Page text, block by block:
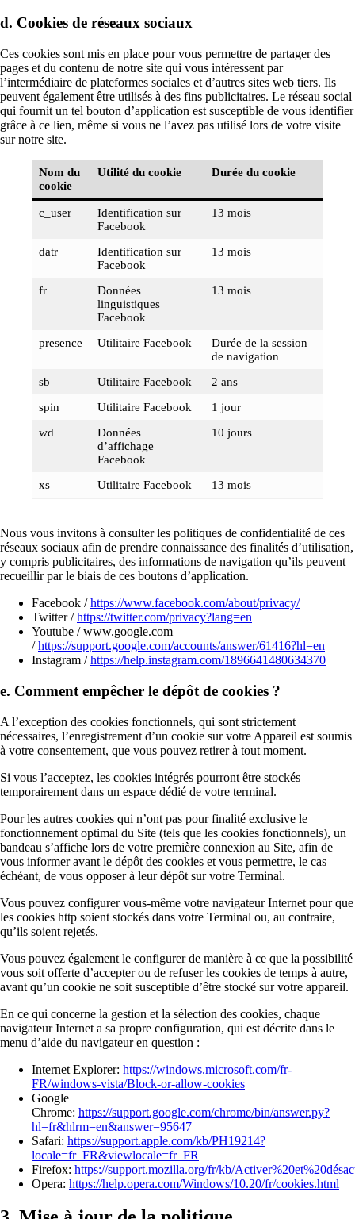
d. Cookies de réseaux sociaux
Ces cookies sont mis en place pour vous permettre de partager des
pages et du contenu de notre site qui vous intéressent par
l’intermédiaire de plateformes sociales et d’autres sites web tiers. Ils
peuvent également être utilisés à des fins publicitaires. Le réseau social
qui fournit un tel bouton d’application est susceptible de vous identifier
grâce à ce lien, même si vous ne l’avez pas utilisé lors de votre visite
sur notre site.
Nom du
cookie
Utilité du cookie Durée du cookie
c_user
Identification sur
Facebook
13 mois
datr
Identification sur
Facebook
13 mois
fr
Données
linguistiques
Facebook
13 mois
presence Utilitaire Facebook
Durée de la session
de navigation
sb
Utilitaire Facebook
2 ans
spin
Utilitaire Facebook
1 jour
wd
Données
d’affichage
Facebook
10 jours
xs Utilitaire Facebook 13 mois
Nous vous invitons à consulter les politiques de confidentialité de ces
réseaux sociaux afin de prendre connaissance des finalités d’utilisation,
y compris publicitaires, des informations de navigation qu’ils peuvent
recueillir par le biais de ces boutons d’application.
Facebook /https://www.facebook.com/about/privacy/
Twitter /https://twitter.com/privacy?lang=en
Youtube / www.google.com
/https://support.google.com/accounts/answer/61416?hl=en
Instagram /https://help.instagram.com/1896641480634370
e. Comment empêcher le dépôt de cookies ?
A l’exception des cookies fonctionnels, qui sont strictement
nécessaires, l’enregistrement d’un cookie sur votre Appareil est soumis
à votre consentement, que vous pouvez retirer à tout moment.
Si vous l’acceptez, les cookies intégrés pourront être stockés
temporairement dans un espace dédié de votre terminal.
Pour les autres cookies qui n’ont pas pour finalité exclusive le
fonctionnement optimal du Site (tels que les cookies fonctionnels), un
bandeau s’affiche lors de votre première connexion au Site, afin de
vous informer avant le dépôt des cookies et vous permettre, le cas
échéant, de vous opposer à leur dépôt sur votre Terminal.
Vous pouvez configurer vous-même votre navigateur Internet pour que
les cookies http soient stockés dans votre Terminal ou, au contraire,
qu’ils soient rejetés.
Vous pouvez également le configurer de manière à ce que la possibilité
vous soit offerte d’accepter ou de refuser les cookies de temps à autre,
avant qu’un cookie ne soit susceptible d’être stocké sur votre appareil.
En ce qui concerne la gestion et la sélection des cookies, chaque
navigateur Internet a sa propre configuration, qui est décrite dans le
menu d’aide du navigateur en question :
Internet Explorer: https://windows.microsoft.com/fr-
FR/windows-vista/Block-or-allow-cookies
Google
Chrome: https://support.google.com/chrome/bin/answer.py?
hl=fr&hlrm=en&answer=95647
Safari: https://support.apple.com/kb/PH19214?
locale=fr_FR&viewlocale=fr_FR
Firefox: https://support.mozilla.org/fr/kb/
Opera: https://help.opera.com/Windows/10.20/fr/cookies.html